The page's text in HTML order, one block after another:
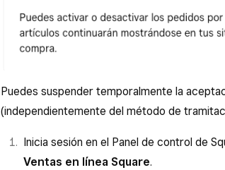
Puedes suspender temporalmente la
(independientemente del método de
Inicia sesión en el Panel de control de
Ventas en línea Square.